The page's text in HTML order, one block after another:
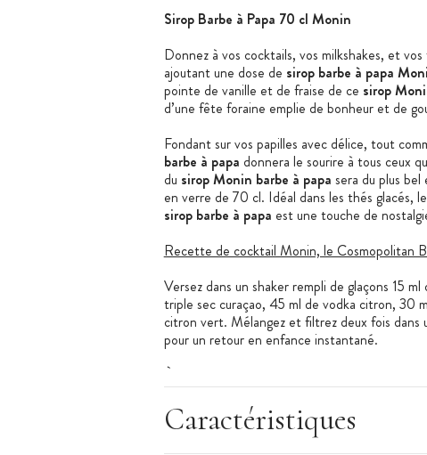
Sirop Barbe à Papa 70 cl Monin
Donnez à vos cocktails, vos milkshakes, et
ajoutant une dose de sirop barbe à papa
pointe de vanille et de fraise de ce sirop
d’une fête foraine emplie de bonheur et de
Fondant sur vos papilles avec délice, tout
barbe à papa donnera le sourire à tous ceux
du sirop Monin barbe à papa sera du plus
en verre de 70 cl. Idéal dans les thés glacés,
sirop barbe à papa est une touche de
Recette de cocktail Monin, le Cosmopolitan
Versez dans un shaker rempli de glaçons 15 ml
triple sec curaçao, 45 ml de vodka citron, 30
citron vert. Mélangez et filtrez deux fois dans
pour un retour en enfance instantané.
À noter : Pour simplifier le dosage de ce sirop,
Monin.
Les + produit:
Caractéristiques